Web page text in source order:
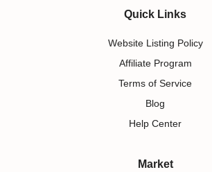
Quick Links
Website Listing Policy
Affiliate Program
Terms of Service
Blog
Help Center
Market